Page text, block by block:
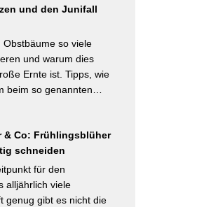
[Thema-Tag:
sorgen aber
größere Früchte
Tomatenkrankheit
Weiterlesen bei
von Profis
illustrierter Praxis-
morgens
rasch abtrocknen.
an Stäbe oder
Für
interessant: Der
und den Junifall
so viele
und warum dies
Ernte ist. Tipps, wie
beim so genannten
Junifall in 3–4
Früchte manuell
Artikel erklärt: Nur 4–
zu Früchten, ein
vor dem Junifall beugt
& Co: Frühlingsblüher
schneiden
für den
alljährlich viele
genug gibt es nicht die